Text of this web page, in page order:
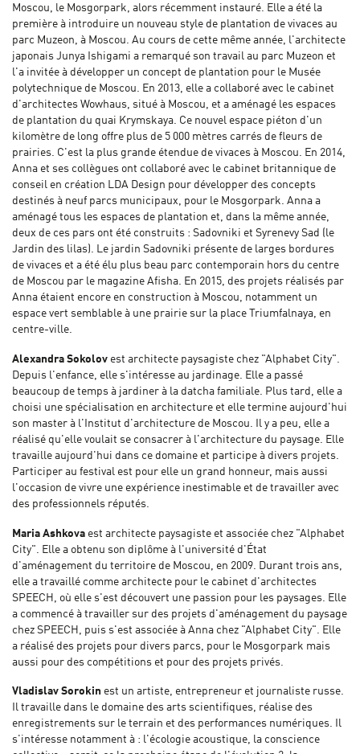
Moscou, le Mosgorpark, alors récemment instauré. Elle a été la
première à introduire un nouveau style de plantation de vivaces au
parc Muzeon, à Moscou. Au cours de cette même année, l'architecte
japonais Junya Ishigami a remarqué son travail au parc Muzeon et
l'a invitée à développer un concept de plantation pour le Musée
polytechnique de Moscou. En 2013, elle a collaboré avec le cabinet
d'architectes Wowhaus, situé à Moscou, et a aménagé les espaces
de plantation du quai Krymskaya. Ce nouvel espace piéton d'un
kilomètre de long offre plus de 5 000 mètres carrés de fleurs de
prairies. C'est la plus grande étendue de vivaces à Moscou. En 2014,
Anna et ses collègues ont collaboré avec le cabinet britannique de
conseil en création LDA Design pour développer des concepts
destinés à neuf parcs municipaux, pour le Mosgorpark. Anna a
aménagé tous les espaces de plantation et, dans la même année,
deux de ces pars ont été construits : Sadovniki et Syrenevy Sad (le
Jardin des lilas). Le jardin Sadovniki présente de larges bordures
de vivaces et a été élu plus beau parc contemporain hors du centre
de Moscou par le magazine Afisha. En 2015, des projets réalisés par
Anna étaient encore en construction à Moscou, notamment un
espace vert semblable à une prairie sur la place Triumfalnaya, en
centre-ville.
Alexandra Sokolov est architecte paysagiste chez "Alphabet City".
Depuis l'enfance, elle s'intéresse au jardinage. Elle a passé
beaucoup de temps à jardiner à la datcha familiale. Plus tard, elle a
choisi une spécialisation en architecture et elle termine aujourd'hui
son master à l'Institut d'architecture de Moscou. Il y a peu, elle a
réalisé qu'elle voulait se consacrer à l'architecture du paysage. Elle
travaille aujourd'hui dans ce domaine et participe à divers projets.
Participer au festival est pour elle un grand honneur, mais aussi
l'occasion de vivre une expérience inestimable et de travailler avec
des professionnels réputés.
Maria Ashkova est architecte paysagiste et associée chez "Alphabet
City". Elle a obtenu son diplôme à l'université d'État
d'aménagement du territoire de Moscou, en 2009. Durant trois ans,
elle a travaillé comme architecte pour le cabinet d'architectes
SPEECH, où elle s'est découvert une passion pour les paysages. Elle
a commencé à travailler sur des projets d'aménagement du paysage
chez SPEECH, puis s'est associée à Anna chez "Alphabet City". Elle
a réalisé des projets pour divers parcs, pour le Mosgorpark mais
aussi pour des compétitions et pour des projets privés.
Vladislav Sorokin est un artiste, entrepreneur et journaliste russe.
Il travaille dans le domaine des arts scientifiques, réalise des
enregistrements sur le terrain et des performances numériques. Il
s'intéresse notamment à : l'écologie acoustique, la conscience